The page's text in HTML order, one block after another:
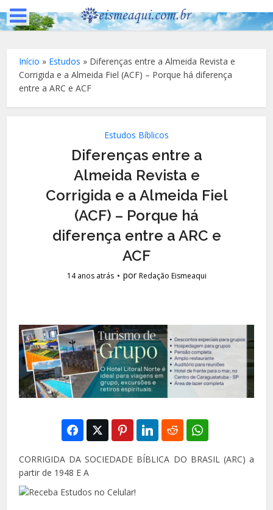
Início » Estudos » Diferenças entre a Almeida Revista e
Corrigida e a Almeida Fiel (ACF) – Porque há diferença
entre a ARC e ACF
Estudos Bíblicos
Diferenças entre a
Almeida Revista e
Corrigida e a Almeida Fiel
(ACF) – Porque há
diferença entre a ARC e
ACF
14 anos atrás porRedação Eismeaqui
CORRIGIDA DA SOCIEDADE BÍBLICA DO BRASIL (ARC) a
partir de 1948 E A